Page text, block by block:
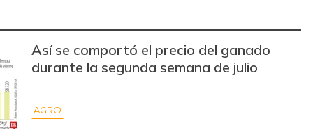
$ 13.148,00 +$ 19,00 +0,14%
$ 3.844,00
Así se comportó el precio del ganado
durante la segunda semana de julio
AGRO